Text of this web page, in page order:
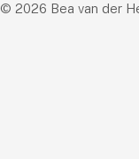
© 2026 Bea van der